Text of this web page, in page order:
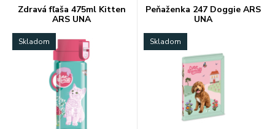
Zdravá fľaša 475ml Kitten
ARS UNA
Skladom
Peňaženka 247 Doggie ARS
UNA
Skladom